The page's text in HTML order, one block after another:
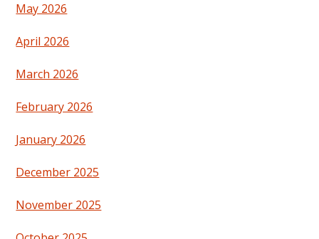
May 2026
April 2026
March 2026
February 2026
January 2026
December 2025
November 2025